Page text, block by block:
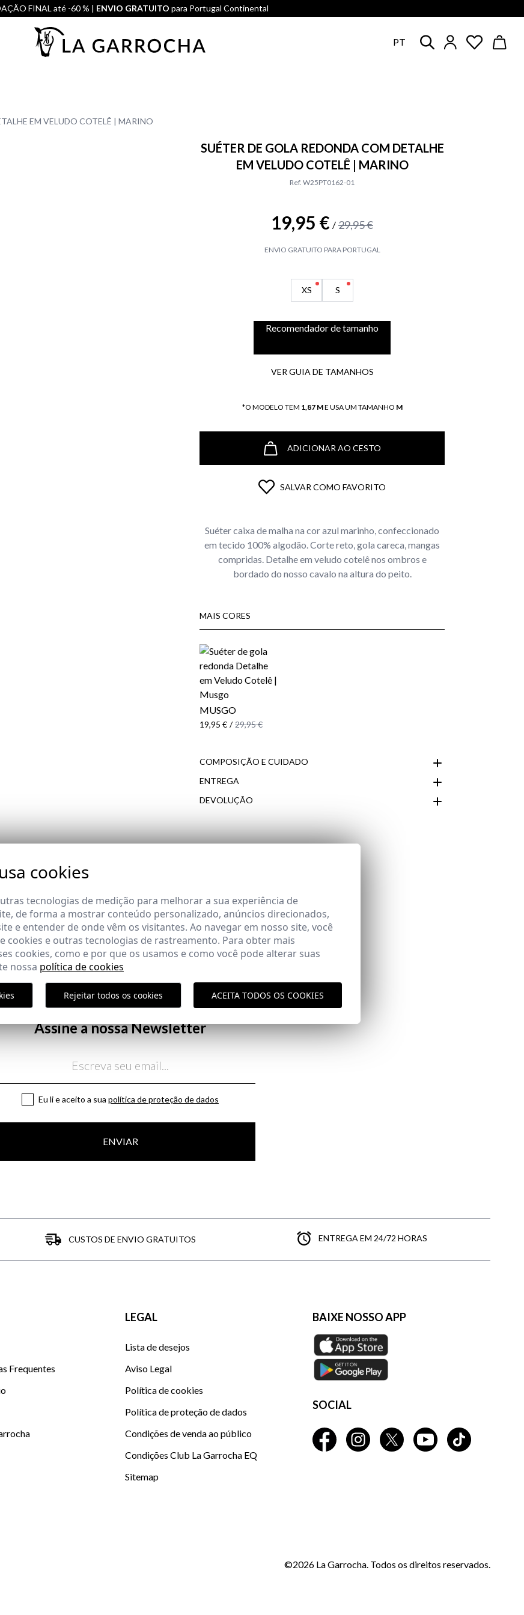
FINAL até -60 % | ENVIO GRATUITO para Portugal Continental
PT
EM VELUDO COTELÊ | MARINO
SUÉTER DE GOLA REDONDA COM DETALHE
EM VELUDO COTELÊ | MARINO
Ref. W25PT0162-01
19,95 € / 29,95 €
ENVIO GRATUITO PARA PORTUGAL
XS S
Recomendador de tamanho
VER GUIA DE TAMANHOS
*O MODELO TEM 1,87 ME USA UM TAMANHO M
ADICIONAR AO CESTO
SALVAR COMO FAVORITO
Suéter caixa de malha na cor azul marinho, confeccionado
em tecido 100% algodão. Corte reto, gola careca, mangas
compridas. Detalhe em veludo cotelê nos ombros e
bordado do nosso cavalo na altura do peito.
MAIS CORES
MUSGO
19,95 € / 29,95 €
COMPOSIÇÃO E CUIDADO
ENTREGA
DEVOLUÇÃO
COMPLETAR O SEU LOOK
Assine a nossa Newsletter
Eu li e aceito a sua política de proteção de dados
ENVIAR
CUSTOS DE ENVIO GRATUITOS ENTREGA EM 24/72 HORAS
Frequentes
LEGAL
Lista de desejos
Aviso Legal
Política de cookies
Política de proteção de dados
Condições de venda ao público
Condições Club La Garrocha EQ
Sitemap
BAIXE NOSSO APP
SOCIAL
©2026 La Garrocha. Todos os direitos reservados.
cookies
tecnologias de medição para melhorar a sua experiência de
de forma a mostrar conteúdo personalizado, anúncios direcionados,
e entender de onde vêm os visitantes. Ao navegar em nosso site, você
cookies e outras tecnologias de rastreamento. Para obter mais
cookies, como e por que os usamos e como você pode alterar suas
nossa política de cookies
Rejeitar todos os cookies ACEITA TODOS OS COOKIES